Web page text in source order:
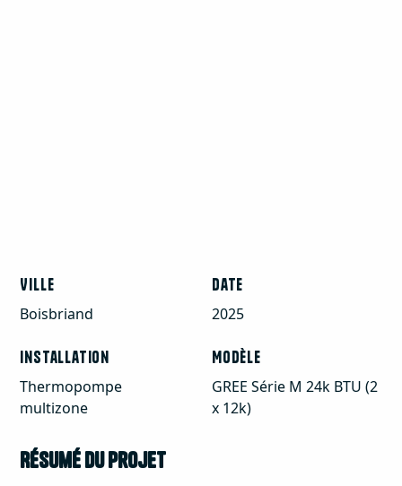
Ville
Boisbriand
Date
2025
Installation
Thermopompe
multizone
Modèle
GREE Série M 24k BTU (2
x 12k)
Résumé du projet